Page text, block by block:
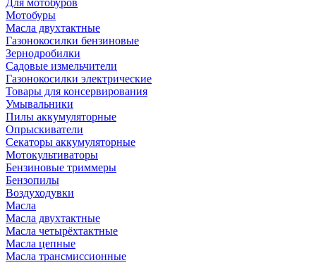
Для мотобуров
Мотобуры
Масла двухтактные
Газонокосилки бензиновые
Зернодробилки
Садовые измельчители
Газонокосилки электрические
Товары для консервирования
Умывальники
Пилы аккумуляторные
Опрыскиватели
Секаторы аккумуляторные
Мотокультиваторы
Бензиновые триммеры
Бензопилы
Воздуходувки
Масла
Масла двухтактные
Масла четырёхтактные
Масла цепные
Масла трансмиссионные